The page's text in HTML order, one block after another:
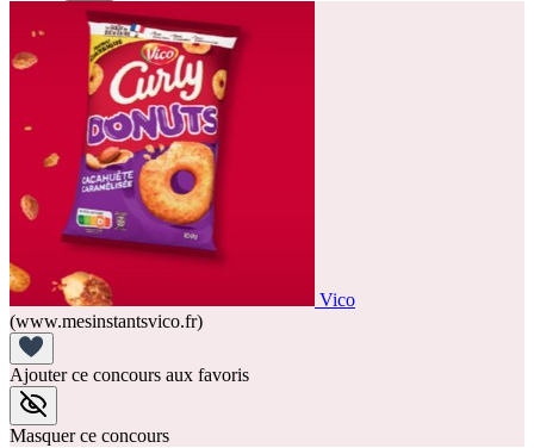
Vico
(www.mesinstantsvico.fr)
Ajouter ce concours aux favoris
Masquer ce concours